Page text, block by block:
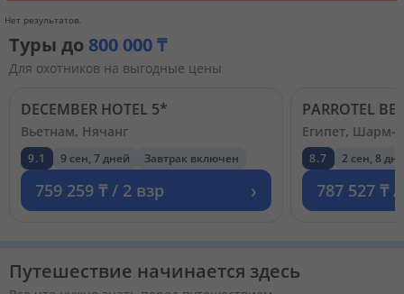
70129 отзывов наших туристов
О нас
Для бизнеса
Нет результатов.
Туры до 800 000 ₸
Для охотников на выгодные цены
DECEMBER HOTEL 5*
Вьетнам, Нячанг
9.1 9 сен, 7 дней Завтрак включен
759 259 ₸ / 2 взр ›
Египет, Шарм-
8.7 2 сен, 8
787 527 ₸
Путешествие начинается здесь